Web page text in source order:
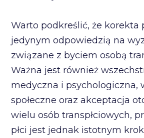
Warto podkreślić, że korekta
jedynym odpowiedzią na
związane z byciem osobą
Ważna jest również
medyczna i psychologiczna,
społeczne oraz akceptacja
wielu osób transpłciowych,
płci jest jednak istotnym